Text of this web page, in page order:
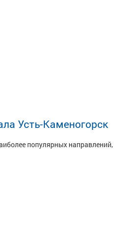
Усть-Каменогорск
популярных направлений,